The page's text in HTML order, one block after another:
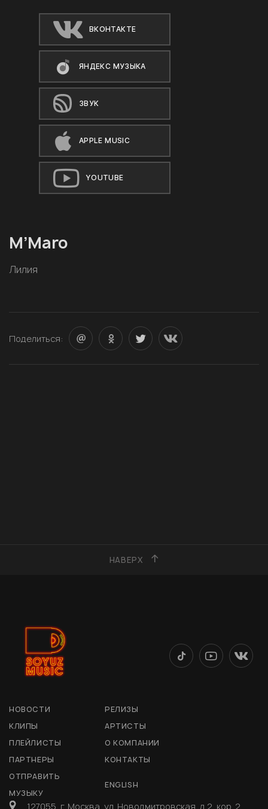
ВКОНТАКТЕ
ЯНДЕКС МУЗЫКА
ЗВУК
APPLE MUSIC
YOUTUBE
M’Maro
Лилия
Поделиться:
НАВЕРХ
НОВОСТИ
РЕЛИЗЫ
КЛИПЫ
АРТИСТЫ
ПЛЕЙЛИСТЫ
О КОМПАНИИ
ПАРТНЕРЫ
КОНТАКТЫ
ОТПРАВИТЬ
МУЗЫКУ
ENGLISH
127055, г. Москва, ул. Новодмитровская, д 2, кор. 2